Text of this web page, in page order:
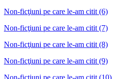
Non-ficţiuni pe care le-am citit (6)
Non-ficţiuni pe care le-am citit (7)
Non-ficţiuni pe care le-am citit (8)
Non-ficţiuni pe care le-am citit (9)